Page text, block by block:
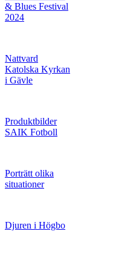
& Blues Festival
2024
Nattvard
Katolska Kyrkan
i Gävle
Produktbilder
SAIK Fotboll
Porträtt olika
situationer
Djuren i Högbo